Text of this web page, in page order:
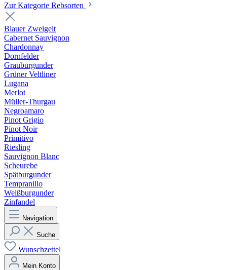
Zur Kategorie Rebsorten
Blauer Zweigelt
Cabernet Sauvignon
Chardonnay
Dornfelder
Grauburgunder
Grüner Veltliner
Lugana
Merlot
Müller-Thurgau
Negroamaro
Pinot Grigio
Pinot Noir
Primitivo
Riesling
Sauvignon Blanc
Scheurebe
Spätburgunder
Tempranillo
Weißburgunder
Zinfandel
Navigation
Suche
Wunschzettel
Mein Konto